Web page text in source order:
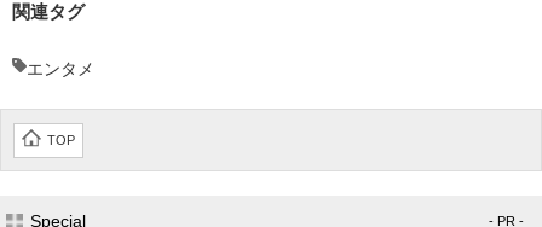
関連タグ
エンタメ
TOP
Special - PR -